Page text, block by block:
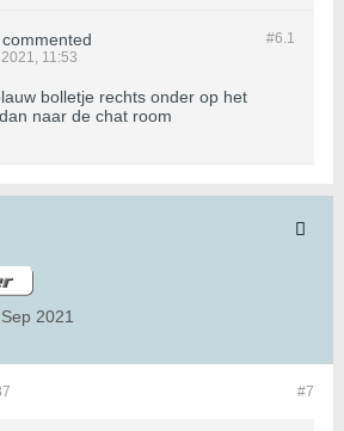
#6.1
commented
11:53
bolletje rechts onder op het
naar de chat room
Sep 2021
#7